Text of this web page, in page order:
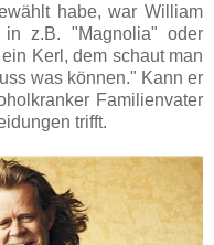
habe, war William
in z.B. "Magnolia" oder
Kerl, dem schaut man
was können." Kann er
Familienvater
trifft.